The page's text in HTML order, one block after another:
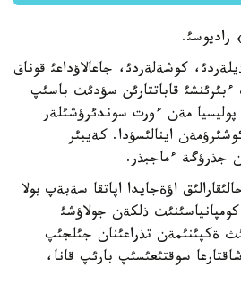
راديوسئ.
كوشةلةردئ، جاعالاؤداعئ قوناق
قاباتتارئن سؤدئث باسئپ
پوليسيا مةن ءورت سوندئرؤشئلةر
اينالئسؤدا. كةيبئر
جذرؤگة ءماجبذر.
اؤةجايدا اپاتقا سةبةپ بولا
ذلكةن جولاؤشئ
ةكپئنئمةن تذراعئنان جئلجئپ
سوقتئعئسئپ بارئپ قانا،